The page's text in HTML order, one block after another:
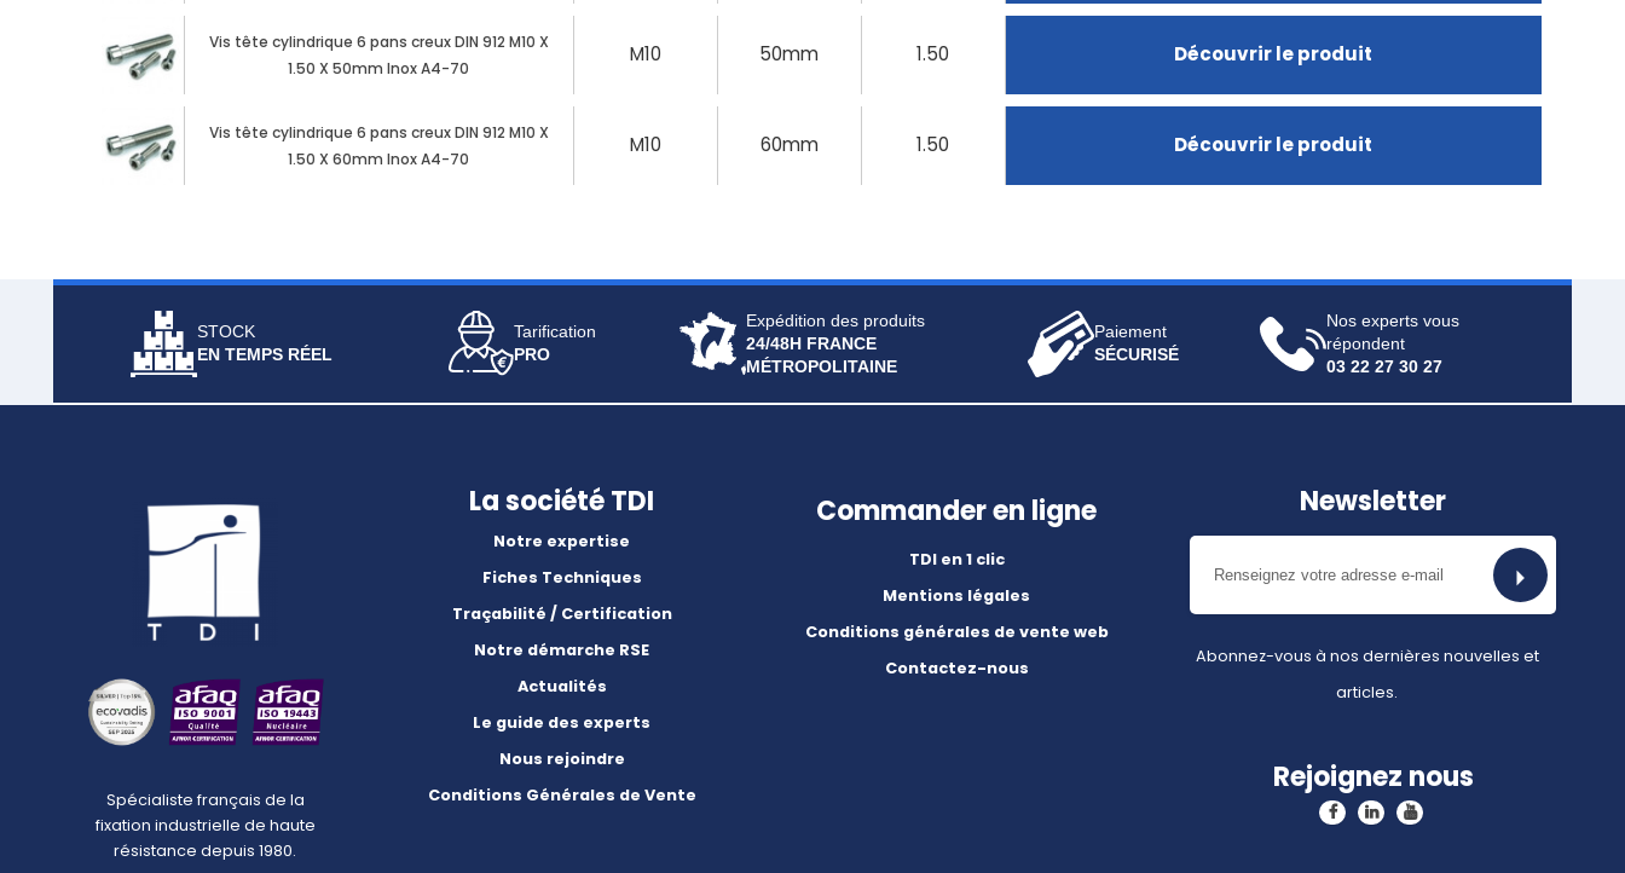
Vis tête cylindrique 6 pans creux DIN 912 M10 X
1.50 X 50mm Inox A4-70
M10 50mm 1.50 Découvrir le produit
Vis tête cylindrique 6 pans creux DIN 912 M10 X
1.50 X 60mm Inox A4-70
M10 60mm 1.50 Découvrir le produit
STOCK
EN TEMPS RÉEL
Tarification
PRO
Expédition des produits
24/48H FRANCE
MÉTROPOLITAINE
Paiement
SÉCURISÉ
Nos experts vous
répondent
03 22 27 30 27
Spécialiste français de la
fixation industrielle de haute
résistance depuis 1980.
La société TDI
Notre expertise
Fiches Techniques
Traçabilité / Certification
Notre démarche RSE
Actualités
Le guide des experts
Nous rejoindre
Conditions Générales de Vente
Commander en ligne
TDI en 1 clic
Mentions légales
Conditions générales de vente web
Contactez-nous
Newsletter
Abonnez-vous à nos dernières nouvelles et
articles.
Rejoignez nous